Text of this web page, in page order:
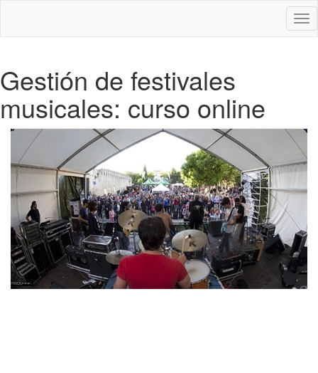
Gestión de festivales
musicales: curso online